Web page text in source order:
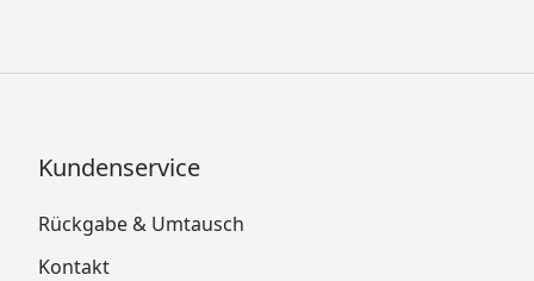
Kundenservice
Rückgabe & Umtausch
Kontakt